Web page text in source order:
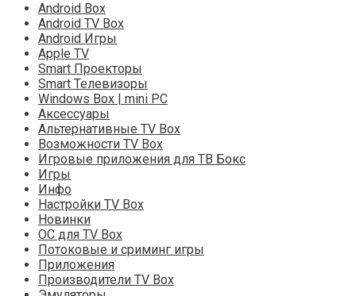
Android Box
Android TV Box
Android Игры
Apple TV
Smart Проекторы
Smart Телевизоры
Windows Box | mini PC
Аксессуары
Альтернативные TV Box
Возможности TV Box
Игровые приложения для ТВ Бокс
Игры
Инфо
Настройки TV Box
Новинки
ОС для TV Box
Потоковые и сриминг игры
Приложения
Производители TV Box